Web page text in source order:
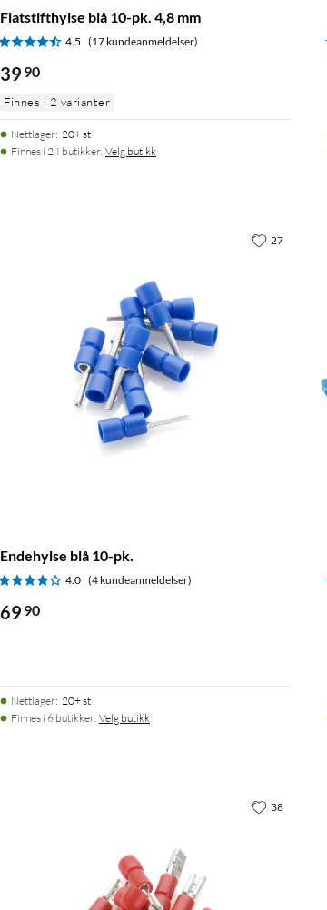
Flatstifthylse blå 10-pk. 4,8 mm
4.5 (17 kundeanmeldelser)
39 90
Finnes i 2 varianter
Nettlager: 20+ st
Finnes i 24 butikker. Velg butikk
Endehylse blå 10-pk.
4.0 (4 kundeanmeldelser)
69 90
Nettlager: 20+ st
Finnes i 6 butikker. Velg butikk
27
38